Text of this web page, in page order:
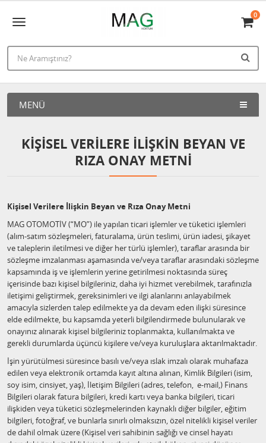
0
MENÜ
KIŞISEL VERILERE İLIŞKIN BEYAN VE
RIZA ONAY METNI
Kişisel Verilere İlişkin Beyan ve Rıza Onay Metni
MAG OTOMOTİV (“MO”) ile yapılan ticari işlemler ve tüketici işlemleri
(alım-satım sözleşmeleri, faturalama, ürün teslimi, ürün iadesi, şikayet
ve taleplerin iletilmesi ve diğer her türlü işlemler), taraflar arasında bir
sözleşme imzalanması aşamasında ve/veya taraflar arasındaki sözleşme
kapsamında iş ve işlemlerin yerine getirilmesi noktasında süreç
içerisinde bazı kişisel bilgileriniz, daha iyi hizmet verebilmek, tarafınızla
iletişimi geliştirmek, gereksinimleri ve ilgi alanlarını anlayabilmek
amacıyla sizlerden talep edilmekte ya da devam eden ilişki süresince
elde edilmekte, bu kapsamda yeterli bilgilendirmede bulunularak ve
onayınız alınarak kişisel bilgileriniz toplanmakta, kullanılmakta ve
gerekli durumlarda üçüncü kişilere ve/veya kuruluşlara aktarılmaktadır.
İşin yürütülmesi süresince basılı ve/veya ıslak imzalı olarak muhafaza
edilen veya elektronik ortamda kayıt altına alınan, Kimlik Bilgileri (isim,
soy isim, cinsiyet, yaş), İletişim Bilgileri (adres, telefon, e-mail,) Finans
Bilgileri olarak fatura bilgileri, kredi kartı veya banka bilgileri, ticari
ilişkiden veya tüketici sözleşmelerinden kaynaklı diğer bilgiler, eğitim
bilgileri, fotoğraf, ve bunlarla sınırlı olmaksızın, özel nitelikli kişisel veriler
de dahil olmak üzere (Kişisel veri sahibinin sağlığı ve cinsel hayatı